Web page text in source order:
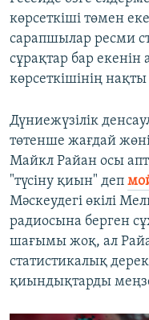
көрсеткіші төмен
сарапшылар ресми
сұрақтар бар екенін
көрсеткішінің
Дүниежүзілік
төтенше жағдай
Майкл Райан осы
"түсіну қиын" деп
Мәскеудегі өкілі
радиосына берген
шағымы жоқ, ал
статистикалық
қиындықтарды